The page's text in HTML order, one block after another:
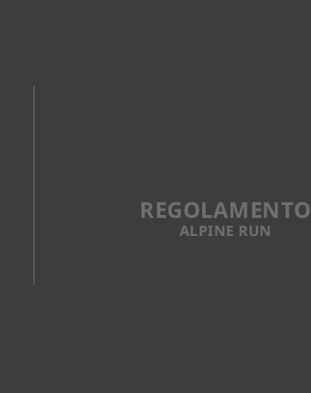
REGOLAMENTO
ALPINE RUN